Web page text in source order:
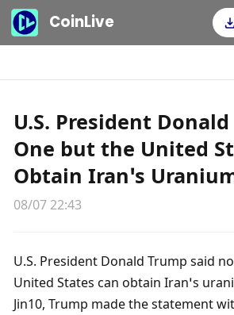
CoinLive
U.S. President
One but the United
Obtain Iran’s
08/07 22:43
U.S. President Donald Trump said
United States can obtain Iran’s
Jin10, Trump made the statement